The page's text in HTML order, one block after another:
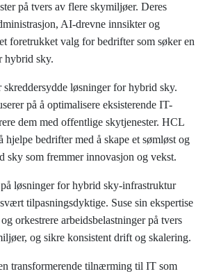
på tvers av flere skymiljøer. Deres
AI-drevne innsikter og
foretrukket valg for bedrifter som søker en
hybrid sky.
løsninger for hybrid sky.
på å optimalisere eksisterende IT-
dem med offentlige skytjenester. HCL
hjelpe bedrifter med å skape et sømløst og
sky som fremmer innovasjon og vekst.
på løsninger for hybrid sky-infrastruktur
tilpasningsdyktige. Suse sin ekspertise
orkestrere arbeidsbelastninger på tvers
og sikre konsistent drift og skalering.
transformerende tilnærming til IT som